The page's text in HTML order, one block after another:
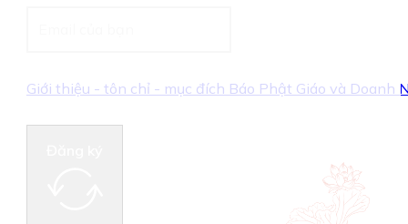
Giới thiệu - tôn chỉ - mục đích Báo Phật Giáo và Doanh